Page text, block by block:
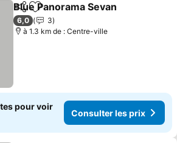
PartagerAjouter à mes favoris
Blue Panorama Sevan
6,0
3
à 1.3 km de : Centre-ville
pour voir
Consulter les prix